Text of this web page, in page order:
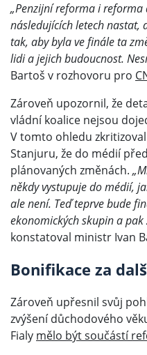
„Penzijní reforma i
následujících letech nastat,
tak, aby byla ve finále ta
lidi a jejich budoucnost.
Bartoš v rozhovoru pro
Zároveň upozornil, že
vládní koalice nejsou
V tomto ohledu
Stanjuru, že do médií
plánovaných změnách.
někdy vystupuje do médií,
ale není. Teď teprve bude
ekonomických skupin a
konstatoval ministr Ivan
Bonifikace za
Zároveň upřesnil svůj
zvýšení důchodového
Fialy mělo být součástí